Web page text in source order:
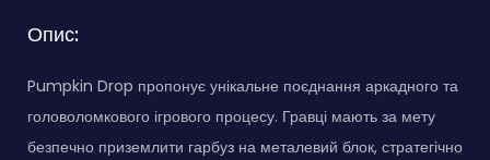
Опис:
Pumpkin Drop пропонує унікальне поєднання аркадного та
головоломкового ігрового процесу. Гравці мають за мету
безпечно приземлити гарбуз на металевий блок, стратегічно